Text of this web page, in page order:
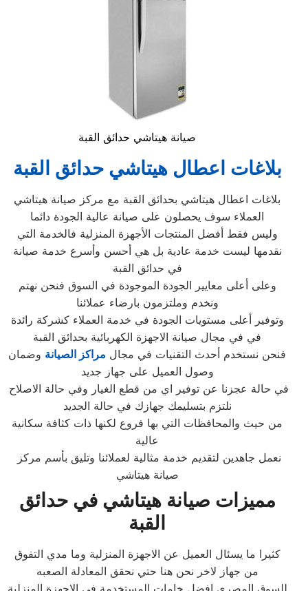
صيانة هيتاشي حدائق القبة
بلاغات اعطال هيتاشي حدائق القبة
بلاغات اعطال هيتاشي بحدائق القبة مع مركز صيانة هيتاشي
العملاء سوف يحصلون على صيانة عالية الجودة دائما
وليس فقط أفضل المنتجات الأجهزة المنزلية فالخدمة التي
نقدمها ليست خدمة عادية بل هي أحسن وأسرع خدمة صيانة
في حدائق القبة
وعلى أعلى معايير الجودة الموجودة في السوق فنحن نهتم
ونخدم وملتزمون بارضاء عملائنا
وتوفير أعلى مستويات الجودة في خدمة العملاء كشركة رائدة
في في مجال صيانة الاجهزة الكهربائية بحدائق القبة
فنحن نستخدم أحدث التقنيات في مجال مراكز الصيانة وضمان
وصول العميل على جهاز جديد
نلتزم بتسليمك جهازك في حالة الجديد
من حيث والمحافظات التي بها فروع لكنها ذات كثافة سكانية
عالية
صيانة هيتاشي
مميزات صيانة هيتاشي في حدائق
القبة
كثيرا ما يسئال العميل عن الاجهزة المنزلية وما مدي التفوق
من جهاز لاخر نحن هنا حتي نحقق المعادلة الصعبه
للسوق المصري افضل خامات المستخدمة في الاجهزة المنزلية